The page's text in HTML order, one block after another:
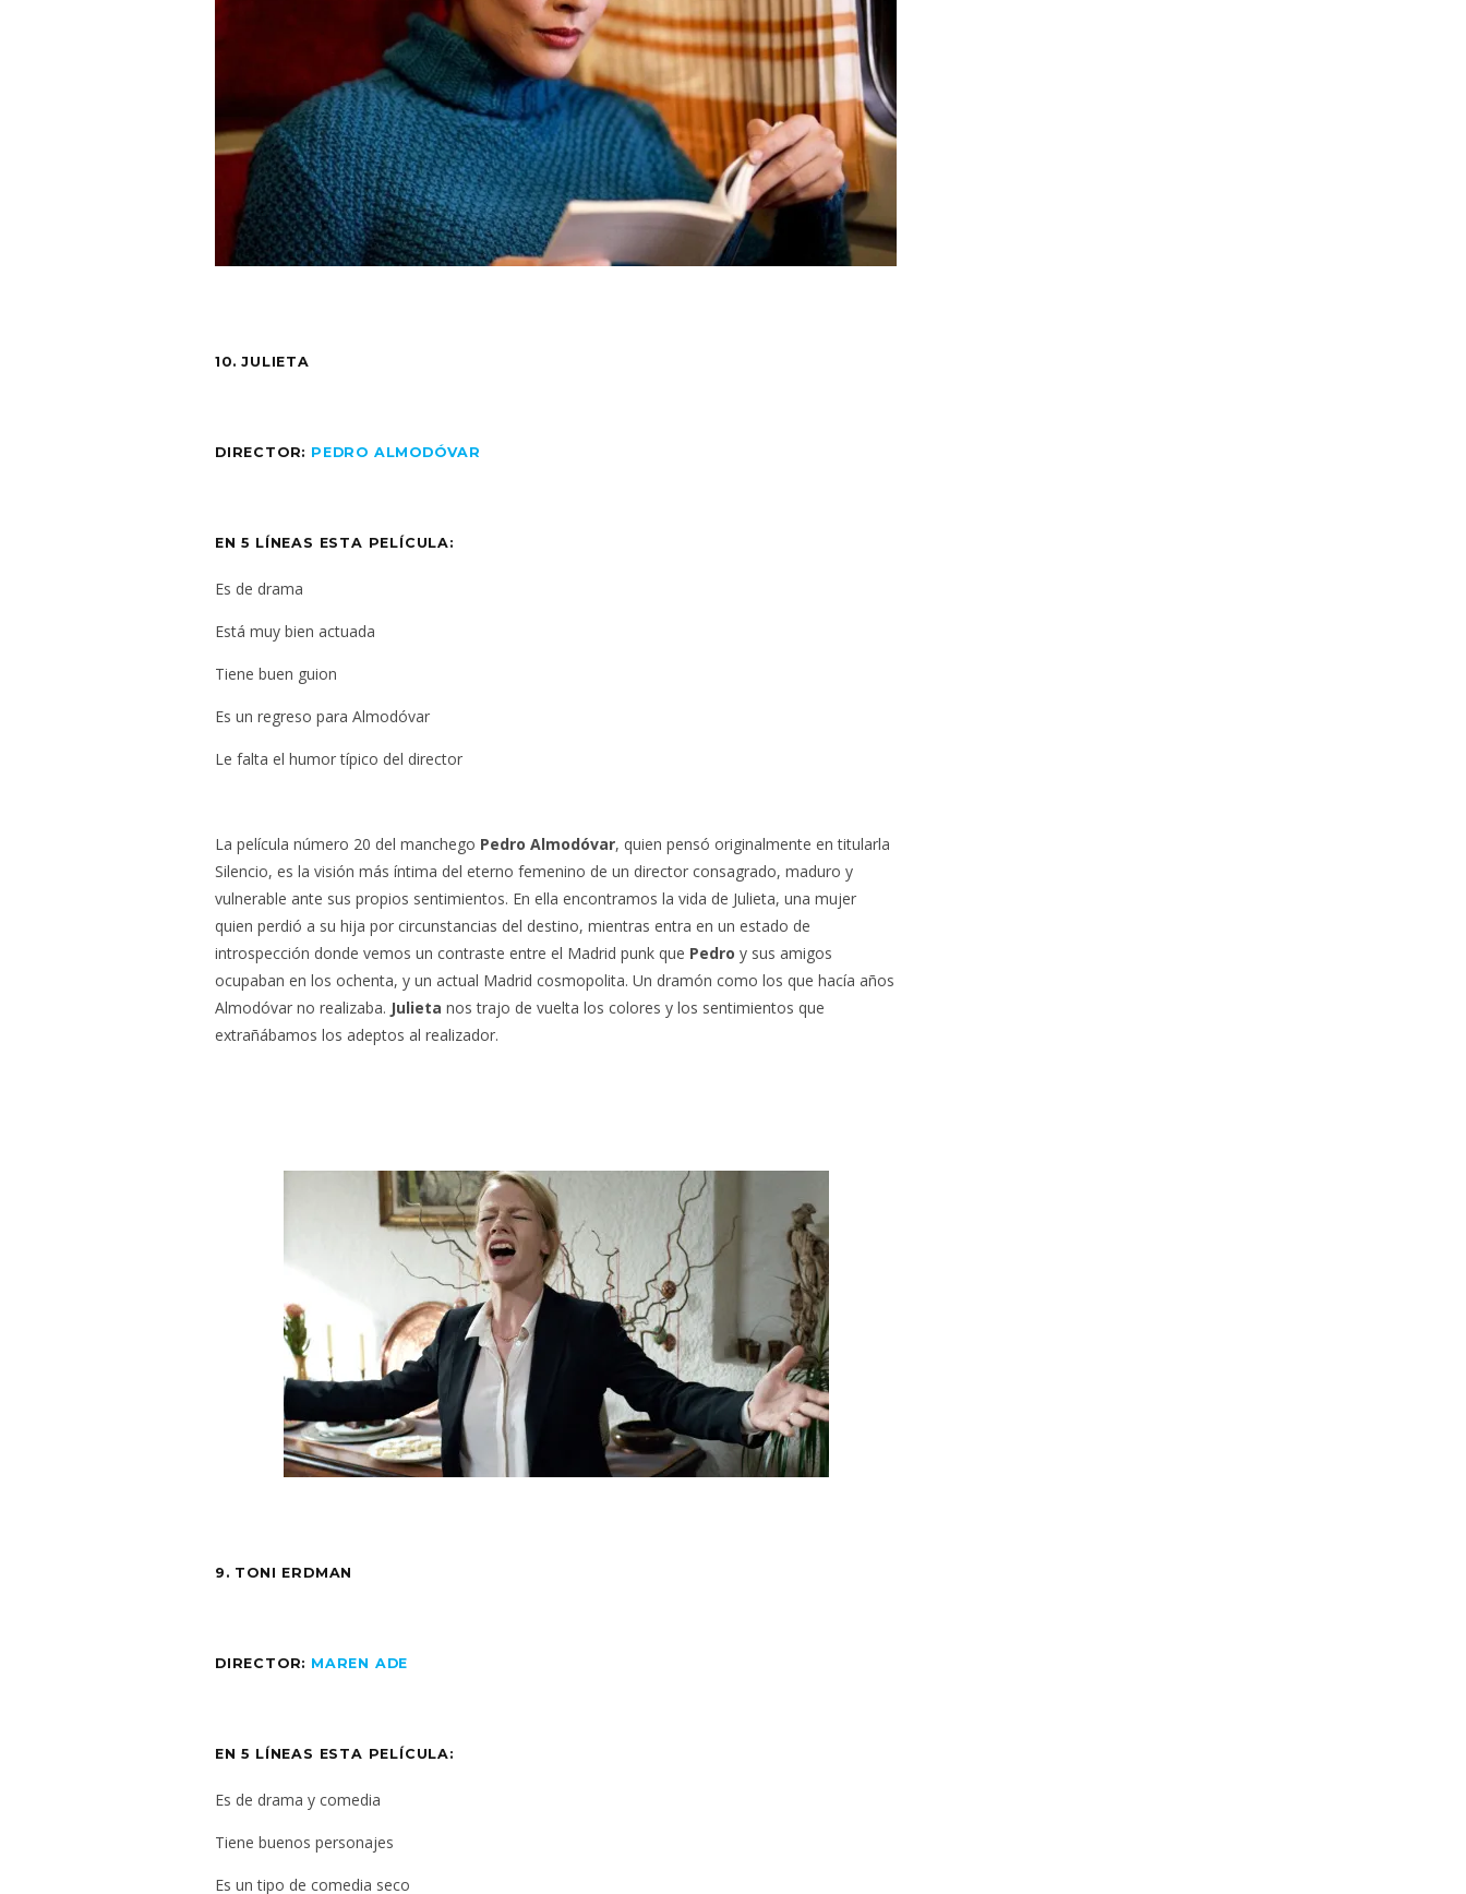
10. JULIETA
DIRECTOR: PEDRO ALMODÓVAR
EN 5 LÍNEAS ESTA PELÍCULA:
Es de drama
Está muy bien actuada
Tiene buen guion
Es un regreso para Almodóvar
Le falta el humor típico del director
La película número 20 del manchego Pedro Almodóvar, quien pensó originalmente en titularla
Silencio, es la visión más íntima del eterno femenino de un director consagrado, maduro y
vulnerable ante sus propios sentimientos. En ella encontramos la vida de Julieta, una mujer
quien perdió a su hija por circunstancias del destino, mientras entra en un estado de
introspección donde vemos un contraste entre el Madrid punk que Pedro y sus amigos
ocupaban en los ochenta, y un actual Madrid cosmopolita. Un dramón como los que hacía años
Almodóvar no realizaba. Julieta nos trajo de vuelta los colores y los sentimientos que
extrañábamos los adeptos al realizador.
9. TONI ERDMAN
DIRECTOR: MAREN ADE
EN 5 LÍNEAS ESTA PELÍCULA:
Es de drama y comedia
Tiene buenos personajes
Es un tipo de comedia seco